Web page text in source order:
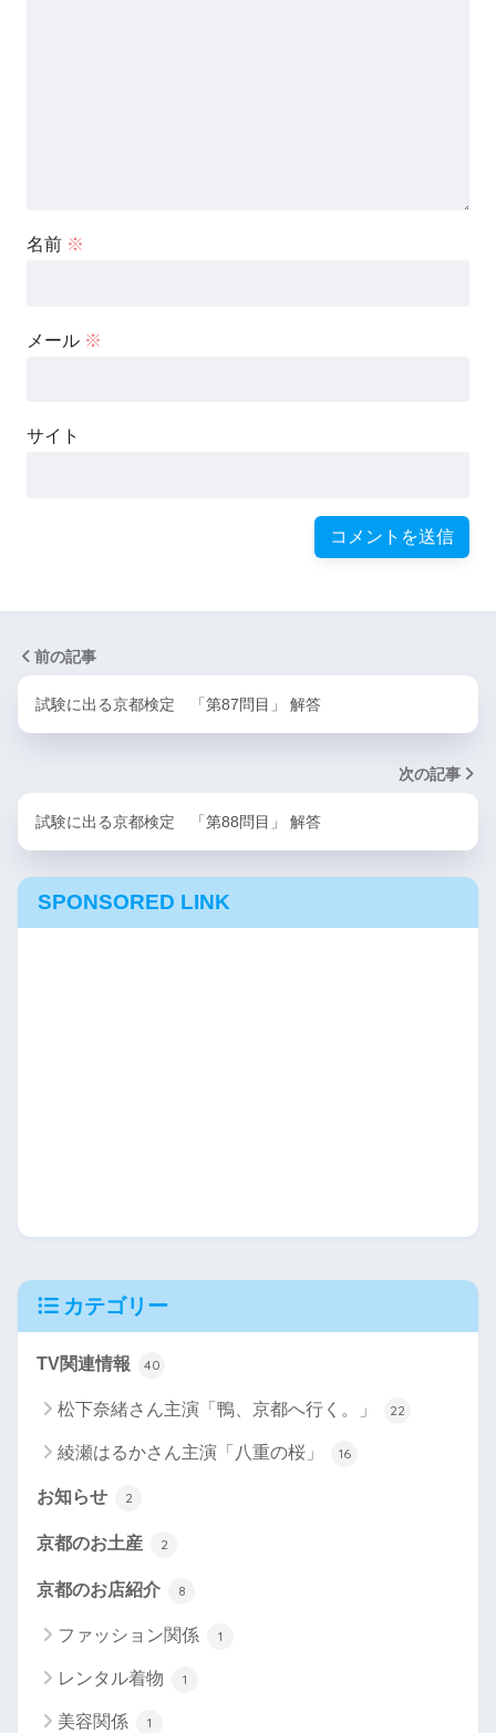
名前 ※
メール ※
サイト
前の記事
試験に出る京都検定 「第87問目」 解答
次の記事
試験に出る京都検定 「第88問目」 解答
SPONSORED LINK
カテゴリー
TV関連情報 40
松下奈緒さん主演「鴨、京都へ行く。」 22
綾瀬はるかさん主演「八重の桜」 16
お知らせ 2
京都のお土産 2
京都のお店紹介 8
ファッション関係 1
レンタル着物 1
美容関係 1